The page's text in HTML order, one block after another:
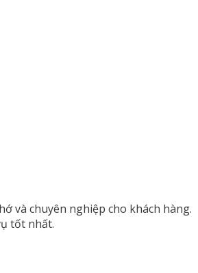
và chuyên nghiệp cho khách hàng.
tốt nhất.